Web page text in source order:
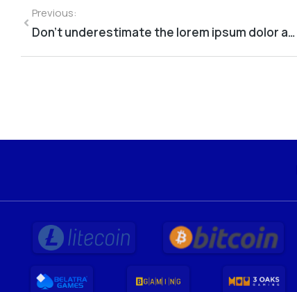
Previous:
Don’t underestimate the lorem ipsum dolor amet